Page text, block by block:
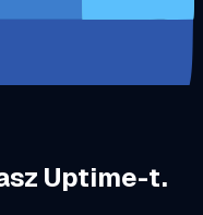
Uptime-t.